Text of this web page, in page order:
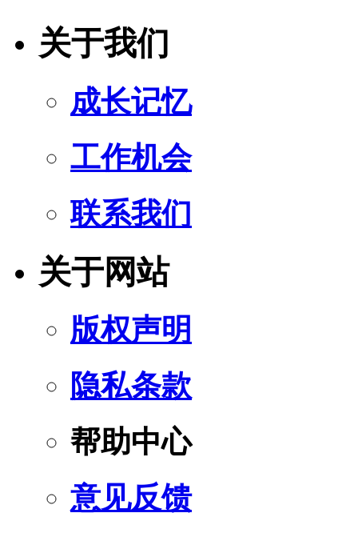
关于我们
成长记忆
工作机会
联系我们
关于网站
版权声明
隐私条款
帮助中心
意见反馈